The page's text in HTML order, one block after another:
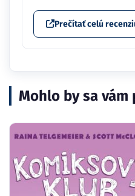
Prečítať celú
Mohlo by sa vám